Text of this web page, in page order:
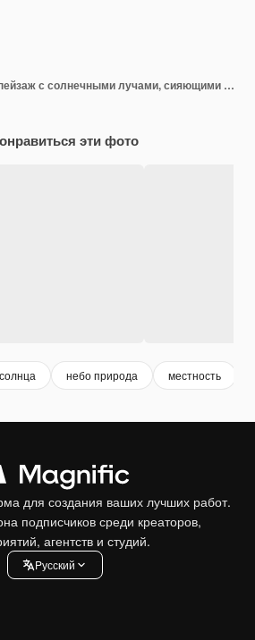
Драматический пейзаж с солнечными лучами, сияющими через темное облачное небо
эти фото
небо природа местность
для создания ваших лучших работ.
подписчиков среди креаторов,
агентств и студий.
Pусский